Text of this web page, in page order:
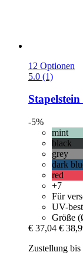
12 Optionen
5.0 (1)
Stapelstein
-5%
mint
black
grey
dark
red
+7
Für
UV-
Größe
€ 37,04 €
Zustellung